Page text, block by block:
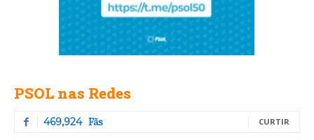
PSOL nas Redes
469,924 Fãs CURTIR